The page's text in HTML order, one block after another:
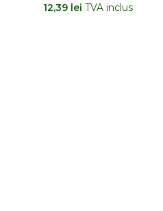
12,39 lei TVA inclus